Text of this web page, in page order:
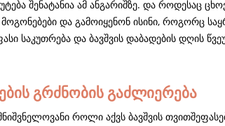
შენატანია ამ ანგარიშზე. და როდესაც
და გამოიყენონ ისინი, როგორც
საკუთრება და ბავშვის დაბადების დღის
გრძნობის გაძლიერება
როლი აქვს ბავშვის